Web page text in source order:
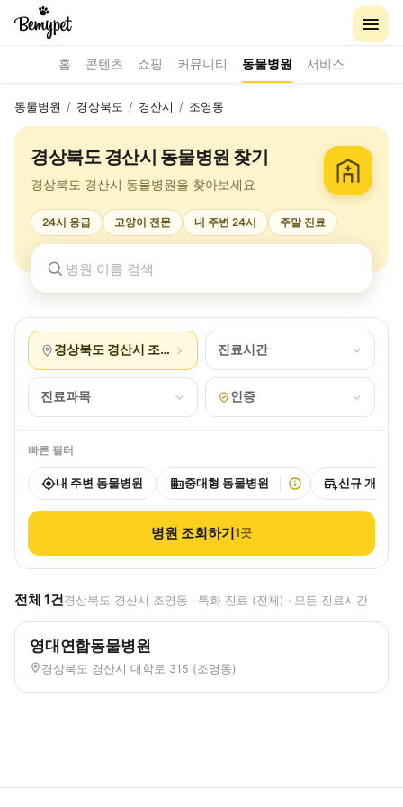
홈 콘텐츠 쇼핑 커뮤니티 동물병원 서비스
동물병원 / 경상북도 / 경산시 / 조영동
경상북도 경산시 동물병원 찾기
경상북도 경산시 동물병원을 찾아보세요
24시 응급 고양이 전문 내 주변 24시 주말 진료
경상북도 경산시 조영동 진료시간
진료과목 인증
빠른 필터
내 주변 동물병원 중대형 동물병원 신규 개원
병원 조회하기1곳
전체 1건경상북도 경산시 조영동 · 특화 진료 (전체) · 모든 진료시간
영대연합동물병원
경상북도 경산시 대학로 315 (조영동)